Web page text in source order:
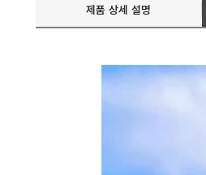
제품 상세 설명